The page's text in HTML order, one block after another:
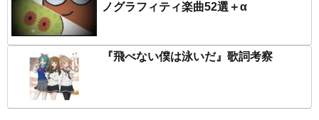
ノグラフィティ楽曲52選＋α
『飛べない僕は泳いだ』歌詞考察